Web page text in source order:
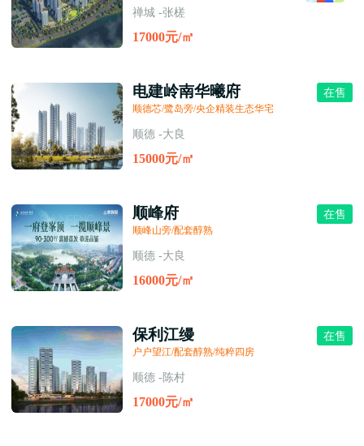
禅城 -张槎
17000元/㎡
电建岭南华曦府 在售
顺德芯/鹭岛旁/央企精装生态华宅
顺德 -大良
15000元/㎡
顺峰府 在售
顺峰山旁/配套醇熟
顺德 -大良
16000元/㎡
保利江缦 在售
户户望江/配套醇熟/纯粹四房
顺德 -陈村
17000元/㎡